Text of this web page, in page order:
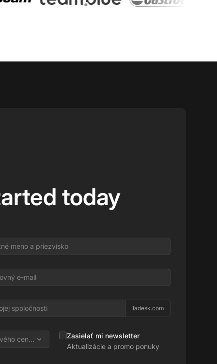
today
.ladesk.com
centra
Zasielať mi newsletter
Aktualizácie a promo ponuky